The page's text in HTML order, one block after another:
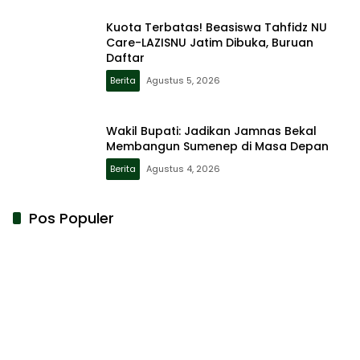
Kuota Terbatas! Beasiswa Tahfidz NU
Care-LAZISNU Jatim Dibuka, Buruan
Daftar
Berita Agustus 5, 2026
Wakil Bupati: Jadikan Jamnas Bekal
Membangun Sumenep di Masa Depan
Berita Agustus 4, 2026
Pos Populer